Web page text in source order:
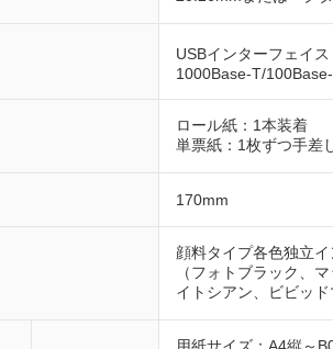
USBインターフェイ
1000Base-T/
ロール紙：1本装着
単票紙：1枚ずつ手差
170mm
顔料タイプ各色独立
（フォトブラック、
イトシアン、ビビッ